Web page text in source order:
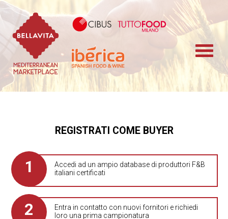
Bellavita Marketplace Cibus TuttoFood
REGISTRATI COME BUYER
Accedi ad un ampio database di produttori F&B
italiani certificati
Entra in contatto con nuovi fornitori e richiedi
loro una prima campionatura